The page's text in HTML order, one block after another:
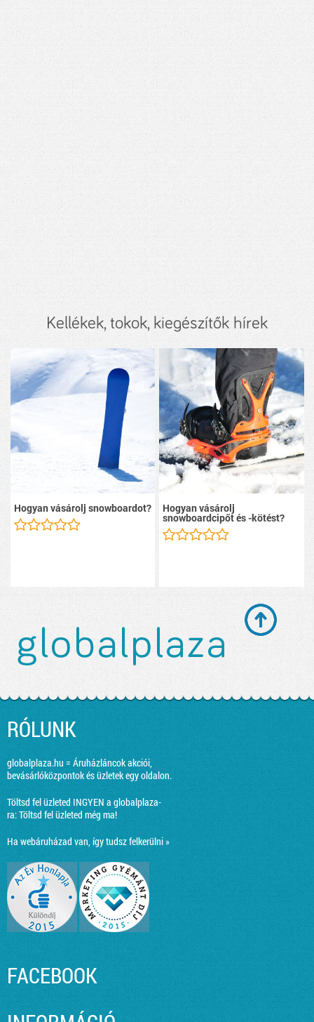
Kellékek, tokok, kiegészítők hírek
Hogyan vásárolj snowboardot? Hogyan vásárolj
snowboardcipőt és -kötést?
RÓLUNK
globalplaza.hu = Áruházláncok akciói,
bevásárlóközpontok és üzletek egy oldalon.
Töltsd fel üzleted INGYEN a globalplaza-
ra:Töltsd fel üzleted még ma!
Ha webáruházad van, így tudsz felkerülni »
FACEBOOK